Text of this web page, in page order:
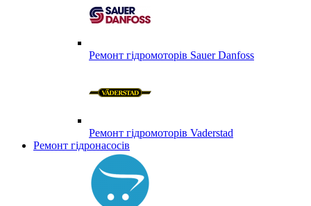
Ремонт гідромоторів Sauer Danfoss
Ремонт гідромоторів Vaderstad
Ремонт гідронасосів